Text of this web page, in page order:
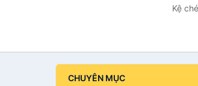
Kệ
CHUYÊN MỤC